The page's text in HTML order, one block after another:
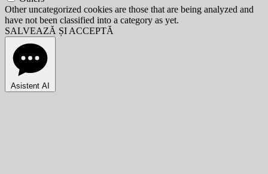
Other uncategorized cookies are those that are being analyzed and
have not been classified into a category as yet.
SALVEAZĂ ȘI ACCEPTĂ
Asistent AI